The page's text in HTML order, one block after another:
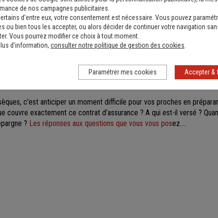
administratives le 1er mois du décès d'un
il faut très rapidement tenter de gérer au mieux cette épreuve. En
administratives sont nombreuses et elles doivent être
de vos obsèques en toute sérénité
c’est anticiper un moment difficile pour vos proches en
couvre exactement ce contrat d’assurance ? A qui est-il versé ?
? Les réponses aux questions que vous vous posez....
de nos campagnes publicitaires.
d’entre eux, votre consentement est nécessaire. Vous pouvez
ou bien tous les accepter, ou alors décider de continuer votre navigation
Vous pourrez modifier ce choix à tout moment.
d’information, consulter notre politique de gestion des cookies
Accepter &
Paramétrer mes cookies